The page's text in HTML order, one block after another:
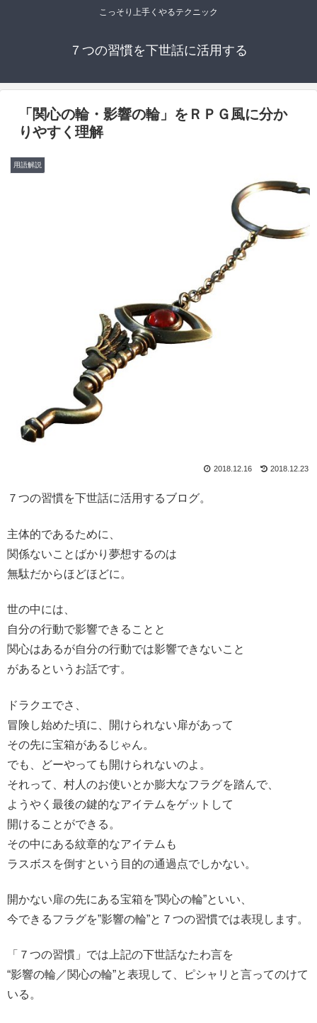
こっそり上手くやるテクニック
７つの習慣を下世話に活用する
「関心の輪・影響の輪」をＲＰＧ風に分か
りやすく理解
用語解説
2018.12.23
2018.12.16
７つの習慣を下世話に活用するブログ。
主体的であるために、
関係ないことばかり夢想するのは
無駄だからほどほどに。
世の中には、
自分の行動で影響できることと
関心はあるが自分の行動では影響できないこと
があるというお話です。
ドラクエでさ、
冒険し始めた頃に、開けられない扉があって
その先に宝箱があるじゃん。
でも、どーやっても開けられないのよ。
それって、村人のお使いとか膨大なフラグを踏んで、
ようやく最後の鍵的なアイテムをゲットして
開けることができる。
その中にある紋章的なアイテムも
ラスボスを倒すという目的の通過点でしかない。
開かない扉の先にある宝箱を”関心の輪”といい、
今できるフラグを”影響の輪”と７つの習慣では表現します。
「７つの習慣」では上記の下世話なたわ言を
“影響の輪／関心の輪”と表現して、ピシャリと言ってのけて
いる。